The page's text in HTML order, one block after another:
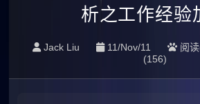
析之工作经验
Jack Liu 11/Nov/11 阅
(156)